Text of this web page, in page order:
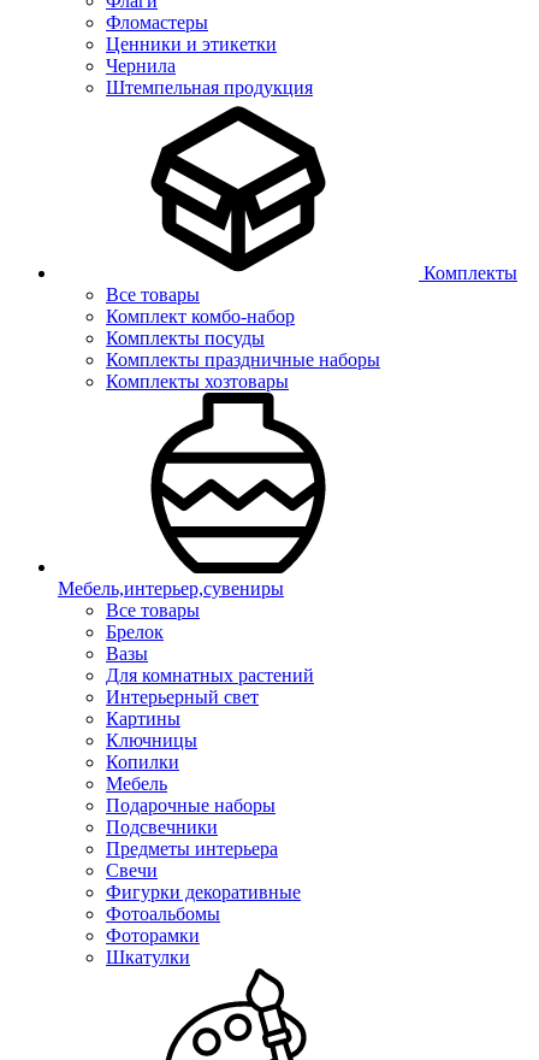
Фломастеры
Ценники и этикетки
Чернила
Штемпельная продукция
Комплекты
Все товары
Комплект комбо-набор
Комплекты посуды
Комплекты праздничные наборы
Комплекты хозтовары
Мебель,интерьер,сувениры
Все товары
Брелок
Вазы
Для комнатных растений
Интерьерный свет
Картины
Ключницы
Копилки
Мебель
Подарочные наборы
Подсвечники
Предметы интерьера
Свечи
Фигурки декоративные
Фотоальбомы
Фоторамки
Шкатулки